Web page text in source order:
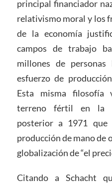
principal financiador
relativismo moral y los
de la economía
campos de trabajo
millones de
esfuerzo de
Esta misma
terreno fértil en la
posterior a 1971
producción de mano de
globalización de “el
Citando a Schacht